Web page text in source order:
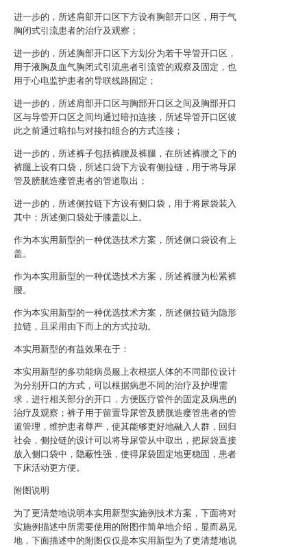
进一步的，所述肩部开口区下方设有胸部开口区，用于气
胸闭式引流患者的治疗及观察；
进一步的，所述胸部开口区下方划分为若干导管开口区，
用于液胸及血气胸闭式引流患者引流管的观察及固定，也
用于心电监护患者的导联线路固定；
进一步的，所述肩部开口区与胸部开口区之间及胸部开口
区与导管开口区之间均通过暗扣连接，所述导管开口区彼
此之前通过暗扣与对接扣组合的方式连接；
进一步的，所述裤子包括裤腰及裤腿，在所述裤腰之下的
裤腿上设有口袋，所述口袋下方设有侧拉链，用于将导尿
管及膀胱造瘘管患者的管道取出；
进一步的，所述侧拉链下方设有侧口袋，用于将尿袋装入
其中；所述侧口袋处于膝盖以上。
作为本实用新型的一种优选技术方案，所述侧口袋设有上
盖。
作为本实用新型的一种优选技术方案，所述裤腰为松紧裤
腰。
作为本实用新型的一种优选技术方案，所述侧拉链为隐形
拉链，且采用由下而上的方式拉动。
本实用新型的有益效果在于：
本实用新型的多功能病员服上衣根据人体的不同部位设计
为分别开口的方式，可以根据病患不同的治疗及护理需
求，进行相关部分的开口，方便医疗管件的固定及病患的
治疗及观察；裤子用于留置导尿管及膀胱造瘘管患者的管
道管理，维护患者尊严，使其能够更好地融入人群，回归
社会，侧拉链的设计可以将导尿管从中取出，把尿袋直接
放入侧口袋中，隐蔽性强，使得尿袋固定地更稳固，患者
下床活动更方便。
附图说明
为了更清楚地说明本实用新型实施例技术方案，下面将对
实施例描述中所需要使用的附图作简单地介绍，显而易见
地，下面描述中的附图仅仅是本实用新型为了更清楚地说